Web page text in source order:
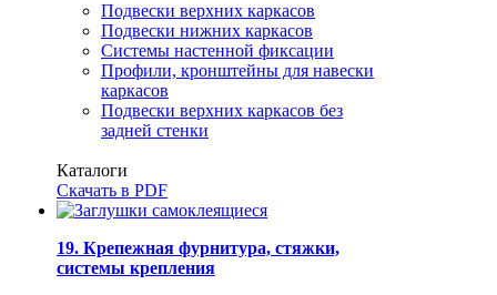
Подвески верхних каркасов
Подвески нижних каркасов
Системы настенной фиксации
Профили, кронштейны для навески
каркасов
Подвески верхних каркасов без
задней стенки
Каталоги
Скачать в PDF
19. Крепежная фурнитура, стяжки,
системы крепления